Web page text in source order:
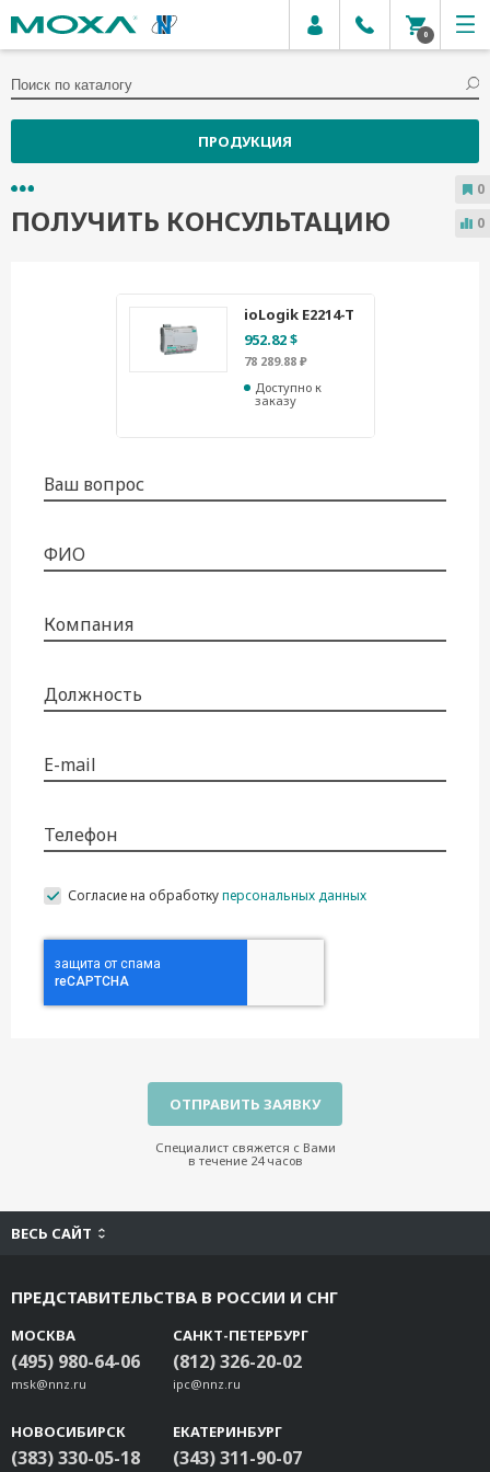
0
ПРОДУКЦИЯ
ПОЛУЧИТЬ КОНСУЛЬТАЦИЮ
ioLogik E2214-T
952.82 $
78 289.88 ₽
Доступно к
заказу
Ваш вопрос
ФИО
Компания
Должность
E-mail
Телефон
Согласие на обработкуперсональных данных
Специалист свяжется с Вами
в течение 24 часов
ВЕСЬ САЙТ
ПРЕДСТАВИТЕЛЬСТВА В РОССИИ И СНГ
МОСКВА
(495) 980-64-06
msk@nnz.ru
САНКТ-ПЕТЕРБУРГ
(812) 326-20-02
ipc@nnz.ru
НОВОСИБИРСК
(383) 330-05-18
ЕКАТЕРИНБУРГ
(343) 311-90-07
0
0